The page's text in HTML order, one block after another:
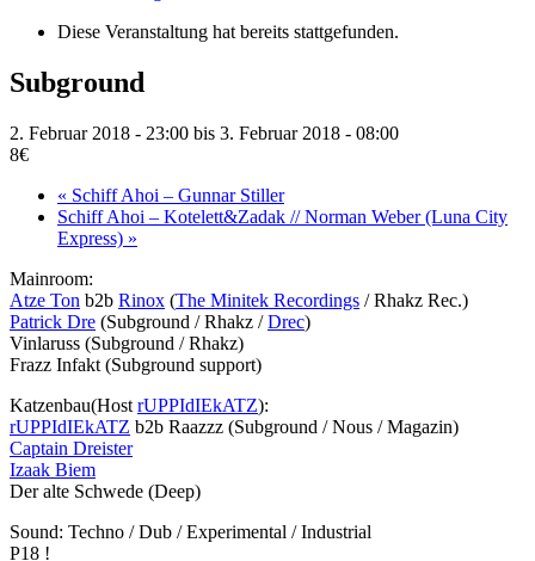
Diese Veranstaltung hat bereits stattgefunden.
Subground
2. Februar 2018 - 23:00 bis 3. Februar 2018 - 08:00
8€
« Schiff Ahoi – Gunnar Stiller
Schiff Ahoi – Kotelett&Zadak // Norman Weber (Luna City
Express) »
Mainroom:
Atze Ton b2b Rinox (The Minitek Recordings / Rhakz Rec.)
Patrick Dre (Subground / Rhakz /Drec)
Vinlaruss (Subground / Rhakz)
Frazz Infakt (Subground support)
Katzenbau(Host rUPPIdIEkATZ):
rUPPIdIEkATZ b2b Raazzz (Subground / Nous / Magazin)
Captain Dreister
Izaak Biem
Der alte Schwede (Deep)
Sound: Techno / Dub / Experimental / Industrial
P18 !